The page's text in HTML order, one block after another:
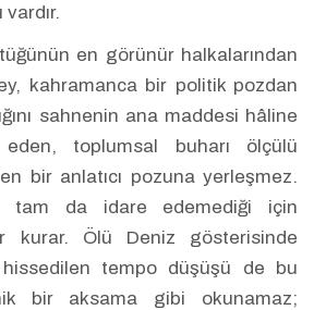
en görünür halkalarından
kahramanca bir politik pozdan
sahnenin ana maddesi hâline
toplumsal buharı ölçülü
bir anlatıcı pozuna yerleşmez.
tam da idare edemediği için
kurar. Ölü Deniz gösterisinde
tempo düşüşü de bu
bir aksama gibi okunamaz;